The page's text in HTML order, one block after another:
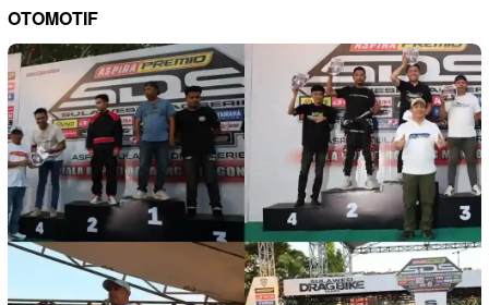
OTOMOTIF